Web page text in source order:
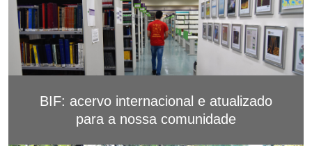
BIF: acervo internacional e atualizado
para a nossa comunidade